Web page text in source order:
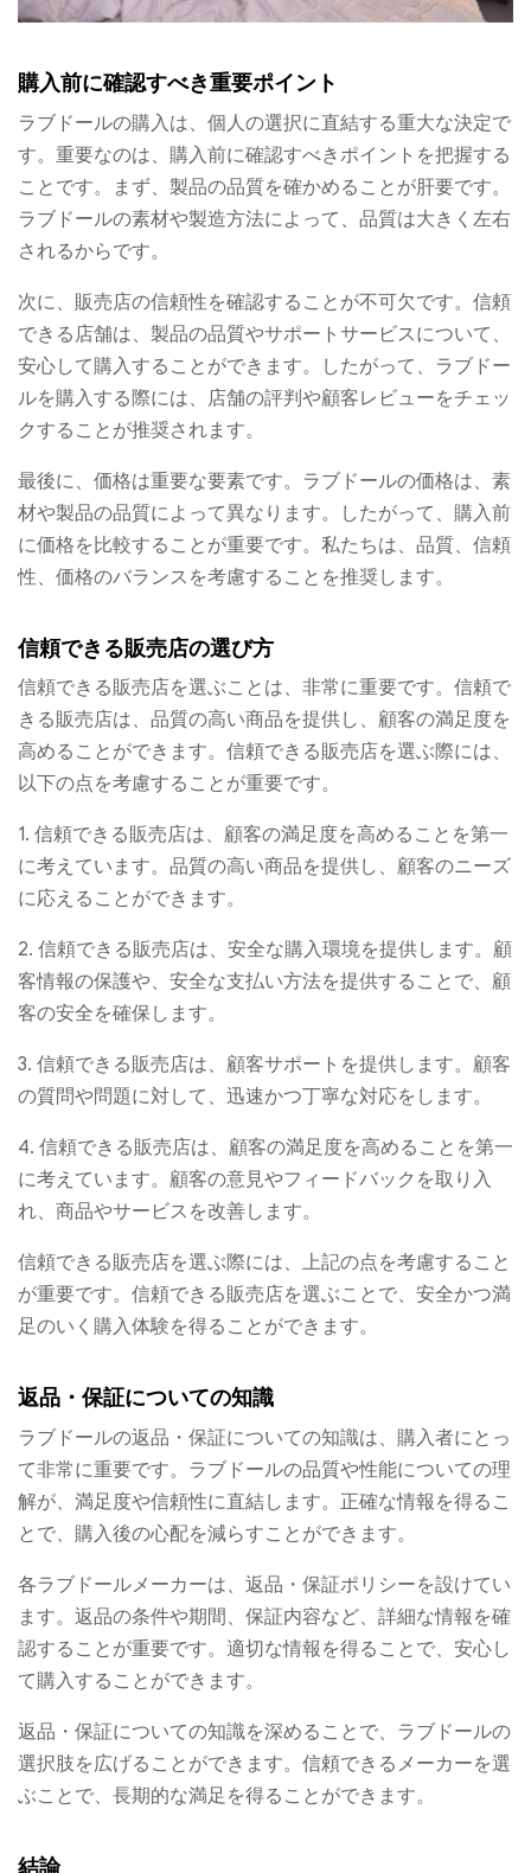
購入前に確認すべき重要ポイント
ラブドールの購入は、個人の選択に直結する重大な決定で
す。重要なのは、購入前に確認すべきポイントを把握する
ことです。まず、製品の品質を確かめることが肝要です。
ラブドールの素材や製造方法によって、品質は大きく左右
されるからです。
次に、販売店の信頼性を確認することが不可欠です。信頼
できる店舗は、製品の品質やサポートサービスについて、
安心して購入することができます。したがって、ラブドー
ルを購入する際には、店舗の評判や顧客レビューをチェッ
クすることが推奨されます。
最後に、価格は重要な要素です。ラブドールの価格は、素
材や製品の品質によって異なります。したがって、購入前
に価格を比較することが重要です。私たちは、品質、信頼
性、価格のバランスを考慮することを推奨します。
信頼できる販売店の選び方
信頼できる販売店を選ぶことは、非常に重要です。信頼で
きる販売店は、品質の高い商品を提供し、顧客の満足度を
高めることができます。信頼できる販売店を選ぶ際には、
以下の点を考慮することが重要です。
1. 信頼できる販売店は、顧客の満足度を高めることを第一
に考えています。品質の高い商品を提供し、顧客のニーズ
に応えることができます。
2. 信頼できる販売店は、安全な購入環境を提供します。顧
客情報の保護や、安全な支払い方法を提供することで、顧
客の安全を確保します。
3. 信頼できる販売店は、顧客サポートを提供します。顧客
の質問や問題に対して、迅速かつ丁寧な対応をします。
4. 信頼できる販売店は、顧客の満足度を高めることを第一
に考えています。顧客の意見やフィードバックを取り入
れ、商品やサービスを改善します。
信頼できる販売店を選ぶ際には、上記の点を考慮すること
が重要です。信頼できる販売店を選ぶことで、安全かつ満
足のいく購入体験を得ることができます。
返品・保証についての知識
ラブドールの返品・保証についての知識は、購入者にとっ
て非常に重要です。ラブドールの品質や性能についての理
解が、満足度や信頼性に直結します。正確な情報を得るこ
とで、購入後の心配を減らすことができます。
各ラブドールメーカーは、返品・保証ポリシーを設けてい
ます。返品の条件や期間、保証内容など、詳細な情報を確
認することが重要です。適切な情報を得ることで、安心し
て購入することができます。
返品・保証についての知識を深めることで、ラブドールの
選択肢を広げることができます。信頼できるメーカーを選
ぶことで、長期的な満足を得ることができます。
結論